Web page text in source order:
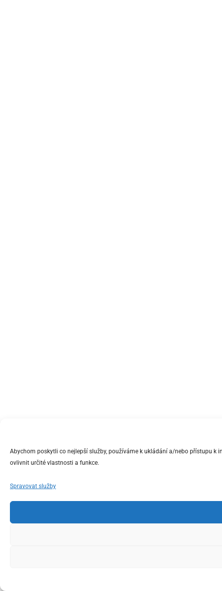
Abychom poskytli co nejlepší služby, používáme k ukládání a/nebo přístupu
ovlivnit určité vlastnosti a funkce.
Spravovat služby